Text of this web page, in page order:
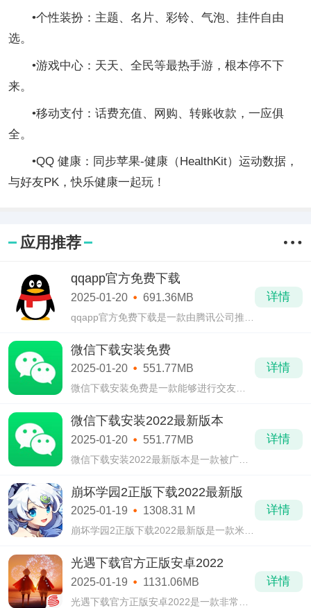
•个性装扮：主题、名片、彩铃、气泡、挂件自由
选。
•游戏中心：天天、全民等最热手游，根本停不下
来。
•移动支付：话费充值、网购、转账收款，一应俱
全。
•QQ 健康：同步苹果-健康（HealthKit）运动数据，
与好友PK，快乐健康一起玩！
应用推荐
qqapp官方免费下载
2025-01-20 691.36MB
qqapp官方免费下载是一款由腾讯公司推出
载曾今在微信还没有推出的时候，可是社
交通讯界的领域老大啊。
详情
微信下载安装免费
2025-01-20 551.77MB
微信下载安装免费是一款能够进行交友的
伙们都非常的熟悉，其中的功能也是非常
的强大且实用。
详情
微信下载安装2022最新版本
2025-01-20 551.77MB
微信下载安装2022最新版本是一款被广泛
装2022最新版本中有着非常众多的实用小
功能，如加好友，朋友圈、摇一摇、扫一
扫、
详情
崩坏学园2正版下载2022最新版
2025-01-19 1308.31 M
崩坏学园2正版下载2022最新版是一款米哈
园2正版下载2022最新版中，我们面对了一
个史前大灾难——崩坏，崩坏是一个几百
年就会
详情
光遇下载官方正版安卓2022
2025-01-19 1131.06MB
光遇下载官方正版安卓2022是一款非常火
详情